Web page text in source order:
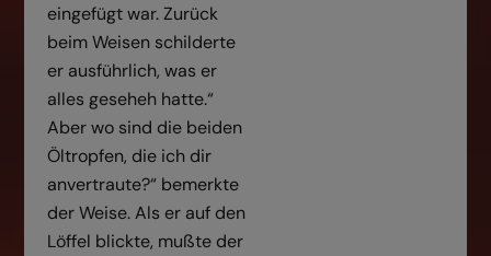
eingefügt war. Zurück
beim Weisen schilderte
er ausführlich, was er
alles geseheh hatte.“
Aber wo sind die beiden
Öltropfen, die ich dir
anvertraute?“ bemerkte
der Weise. Als er auf den
Löffel blickte, mußte der